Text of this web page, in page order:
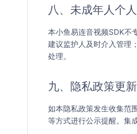
八、未成年人个
本小鱼易连音视频SDK不
建议监护人及时介入管理
处理。
九、隐私政策更
如本隐私政策发生收集范
等方式进行公示提醒。集